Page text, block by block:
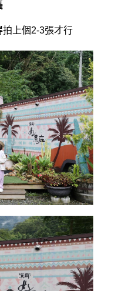
上個2-3張才行